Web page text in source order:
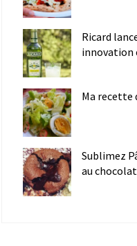
Ricard
innovation
Ma recette
Sublimez
au chocolat